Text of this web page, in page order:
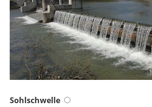
Sohlschwelle